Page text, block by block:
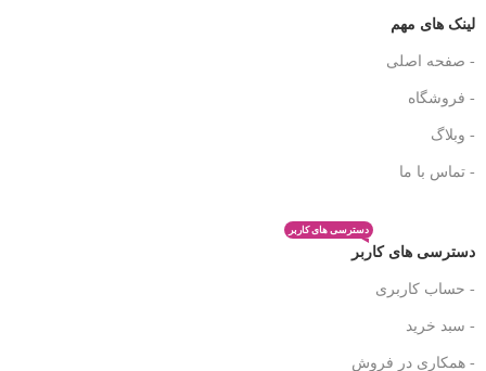
لینک های مهم
- صفحه اصلی
- فروشگاه
- وبلاگ
- تماس با ما
دسترسی های کاربر
دسترسی های کاربر
- حساب کاربری
- سبد خرید
- همکاری در فروش